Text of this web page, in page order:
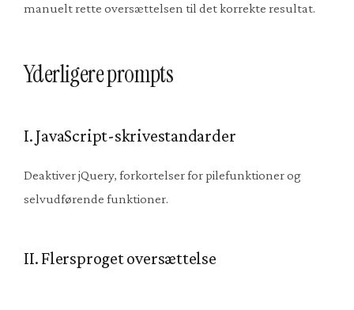
manuelt rette oversættelsen til det korrekte resultat.
Yderligere prompts
I. JavaScript-skrivestandarder
Deaktiver jQuery, forkortelser for pilefunktioner og
selvudførende funktioner.
II. Flersproget oversættelse